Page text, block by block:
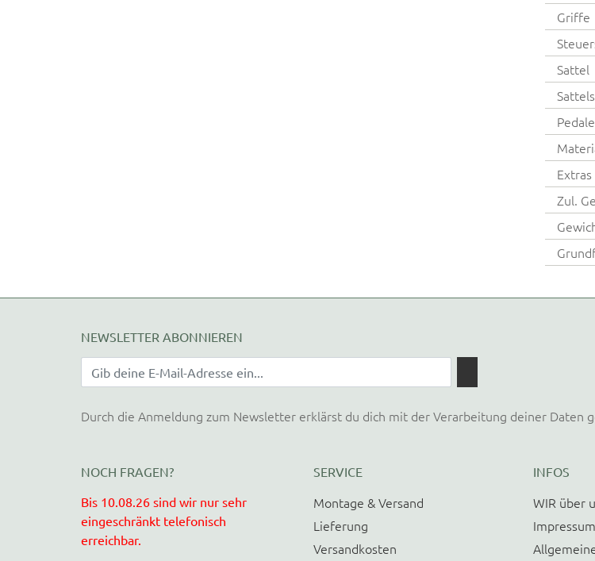
Griffe
Sattel
Pedale
Extras
Zul.
NEWSLETTER ABONNIEREN
Durch die Anmeldung zum Newsletter erklärst du dich mit der Verarbeitung deiner Daten
NOCH FRAGEN?
Bis 10.08.26 sind wir nur sehr
eingeschränkt telefonisch
erreichbar.
SERVICE
Montage & Versand
Lieferung
Versandkosten
INFOS
WIR über
Impressum